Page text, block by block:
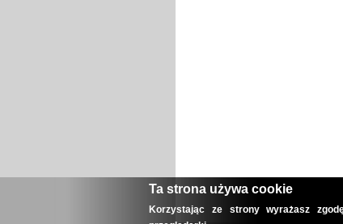
Ta strona używa cookie
Korzystając ze strony wyrażasz